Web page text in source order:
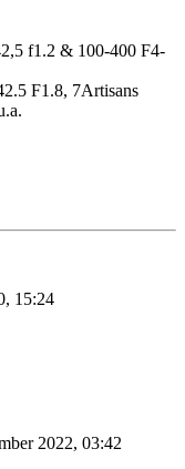
f1.2 & 100-400 F4-
F1.8, 7Artisans
15:24
2022, 03:42